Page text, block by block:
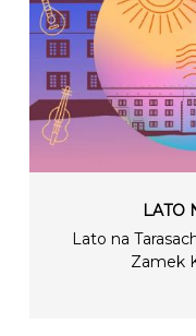
LATO
Lato na
Zamek